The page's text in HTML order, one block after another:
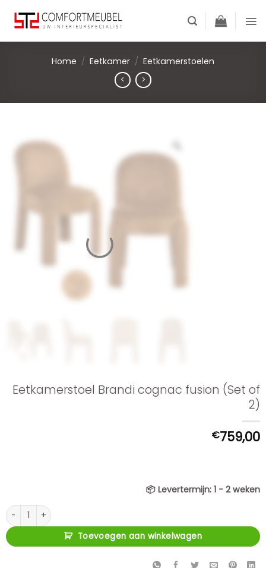
content
Home / Eetkamer / Eetkamerstoelen
Eetkamerstoel Brandi cognac fusion (Set of
2)
€759,00
📦 Levertermijn: 1 - 2 weken
Eetkamerstoel Brandi cognac fusion (Set of 2) aantal
Toevoegen aan winkelwagen